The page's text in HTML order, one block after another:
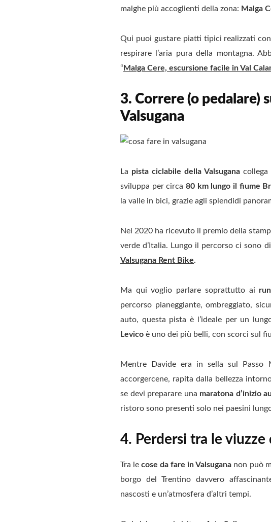
malghe più accoglienti della zona: Malga
Qui puoi gustare piatti tipici realizzati
respirare l’aria pura della montagna.
“ Malga Cere, escursione facile in Val
3. Correre (o pedalare)
Valsugana
La pista ciclabile della Valsugana collega
sviluppa per circa 80 km lungo il fiume
la valle in bici, grazie agli splendidi
Nel 2020 ha ricevuto il premio della
verde d’Italia. Lungo il percorso ci sono
Valsugana Rent Bike.
Ma qui voglio parlare soprattutto ai
percorso pianeggiante, ombreggiato,
auto, questa pista è l’ideale per un
Levico è uno dei più belli, con scorci sul
Mentre Davide era in sella sul Passo
accorgercene, rapita dalla bellezza
se devi preparare una maratona d’inizio
ristoro sono presenti solo nei paesini
4. Perdersi tra le viuzze
Tra lecose da fare in Valsugana non può
borgo del Trentino davvero
nascosti e un’atmosfera d’altri tempi.